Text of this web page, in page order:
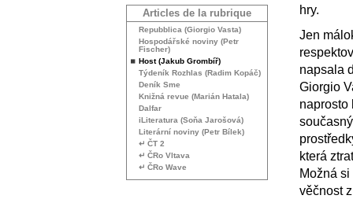
hry.
Jen
napsala
Giorgio
naprosto
která
Možná
věčnost
Articles de la rubrique
Repubblica (Giorgio Vasta)
Hospodářské noviny (Petr
Fischer)
Host (Jakub Grombíř)
Týdeník Rozhlas (Radim Kopáč)
Deník Sme
Knižná revue (Marián Hatala)
Dalfar
iLiteratura (Soňa Jarošová)
Literární noviny (Petr Bílek)
↵ ČT 2
↵ ČRo Vltava
↵ ČRo Wave